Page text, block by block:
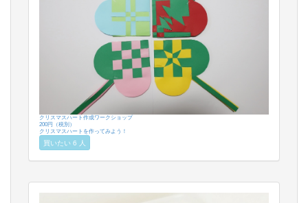
クリスマスハート作成ワークショップ
200円（税別）
クリスマスハートを作ってみよう！
買いたい 6 人